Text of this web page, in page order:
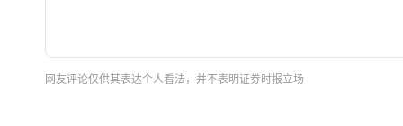
网友评论仅供其表达个人看法，并不表明证券时报立场